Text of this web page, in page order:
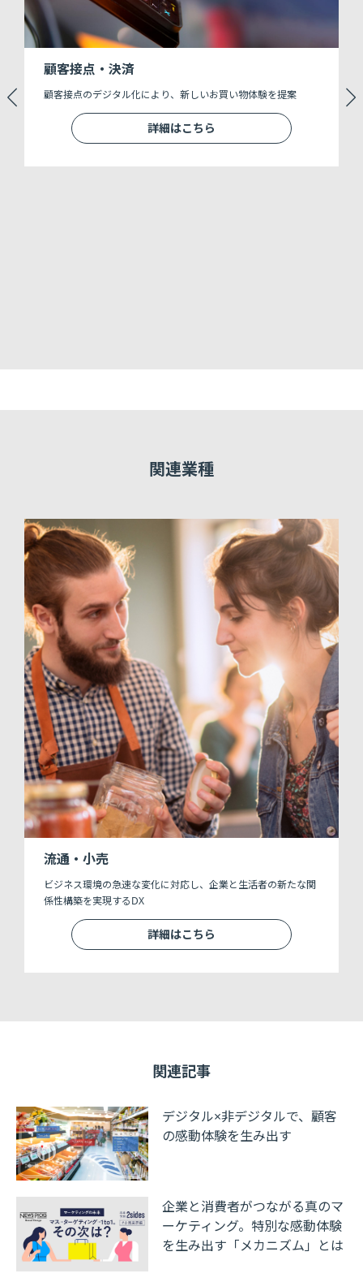
関連記事
デジタル×非デジタルで、顧客
の感動体験を生み出す
企業と消費者がつながる真のマ
ーケティング。特別な感動体験
を生み出す「メカニズム」とは
顧客接点・決済
顧客接点のデジタル化により、新しいお買い物体験を提案
詳細はこちら
関連業種
流通・小売
ビジネス環境の急速な変化に対応し、企業と生活者の新たな関
係性構築を実現するDX
詳細はこちら